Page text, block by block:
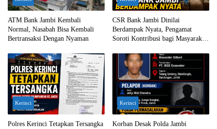
ATM Bank Jambi Kembali
Normal, Nasabah Bisa Kembali
Bertransaksi Dengan Nyaman
CSR Bank Jambi Dinilai
Berdampak Nyata, Pengamat
Soroti Kontribusi bagi Masyarakat
Kerinci
Polres Kerinci Tetapkan Tersangka
Kerinci
Korban Desak Polda Jambi